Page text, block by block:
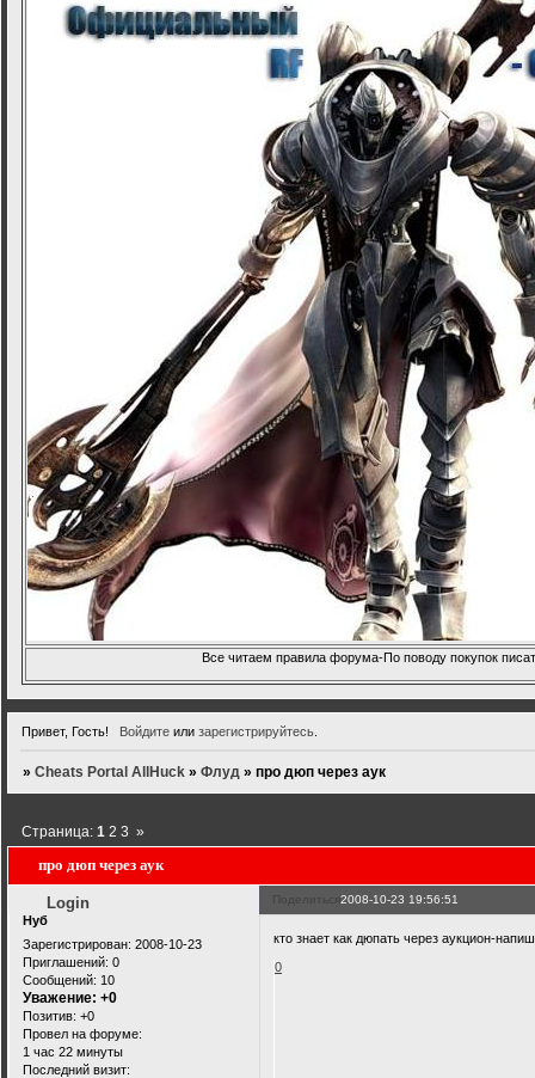
Все читаем правила форума-По поводу покупок
Привет, Гость! Войдитеили зарегистрируйтесь.
»Cheats Portal AllHuck »Флуд »про дюп через аук
про дюп через аук
Страница:1 2 3 »
Поделиться2008-10-23 19:56:51
Login
Нуб
Зарегистрирован: 2008-10-23
Приглашений: 0
Сообщений: 10
Уважение: +0
Позитив: +0
Провел на форуме:
1 час 22 минуты
Последний визит:
кто знает как дюпать через аукцион-
0